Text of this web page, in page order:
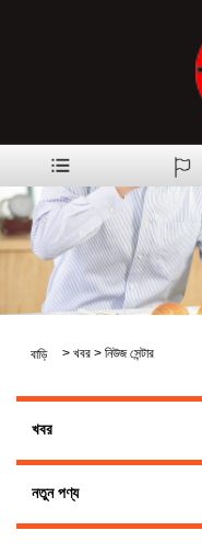
বাড়ি > খবর > নিউজ সেন্টার
খবর
নতুন পণ্য